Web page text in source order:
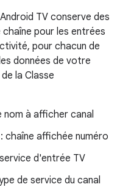
TV conserve des
pour les entrées
pour chacun de
données de votre
la Classe
nom à afficher canal
: chaîne affichée numéro
d'entrée TV
de service du canal